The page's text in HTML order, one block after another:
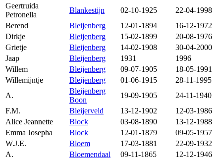
Geertruida
Petronella
Blankestijn 02-10-1925
22-04-1998
Berend
Bleijenberg 12-01-1894
16-12-1972
Dirkje
Bleijenberg 15-02-1899
20-08-1976
Grietje
Bleijenberg 14-02-1908
30-04-2000
Jaap
Bleijenberg 1931
1996
Willem
Bleijenberg 09-07-1905
18-05-1991
Willemijntje
Bleijenberg 01-06-1915
28-11-1995
A.
Bleijenberg
Boon
19-09-1905
24-11-1940
F.M.
Bleijerveld 13-12-1902
12-03-1986
Alice Jeannette
Block 03-08-1890
13-12-1988
Emma Josepha
Block 12-01-1879
09-05-1957
W.J.E.
Bloem 17-03-1881
22-09-1932
A.
Bloemendaal 09-11-1865
12-12-1946